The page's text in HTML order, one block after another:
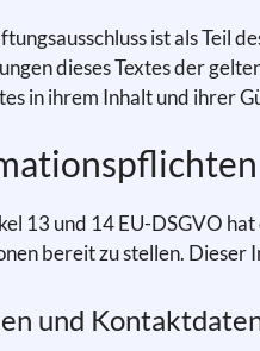
ist als Teil
dieses Textes der
in ihrem Inhalt und ihrer
13 und 14 EU-DSGVO
bereit zu stellen.
und